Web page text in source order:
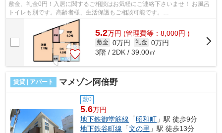
敷金、礼金0円！入居に関するご相談はお気軽にご連絡下さいませ！ お風呂
トイレも別です。高齢者様、生活保護もご相談可能です。
■□■□■□■□■□■□■□■□■□■□■□■□■□■□■□■□■□■□■□■□ ご覧い...
5.2万円 (管理費等：8,000円 )
敷金 0万円 礼金 0万円
3階 / 2DK / 39.00㎡
賃貸 | アパート マメゾン阿倍野
敷0
5.6万円
地下鉄御堂筋線 「昭和町 」駅 徒歩9分
地下鉄谷町線 「文の里 」駅 徒歩13分